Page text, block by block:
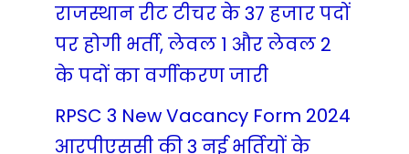
राजस्थान रीट टीचर के 37 हजार पदों
पर होगी भर्ती, लेवल 1 और लेवल 2
के पदों का वर्गीकरण जारी
RPSC 3 New Vacancy Form 2024
आरपीएससी की 3 नई भर्तियों के